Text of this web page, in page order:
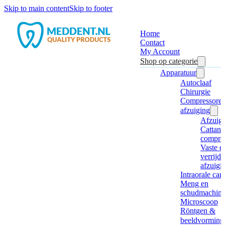
Skip to main contentSkip to footer
Home
Contact
My Account
Shop op categorie
Apparatuur
Autoclaaf
Chirurgie
afzuiging
Cattani
Vaste
Intraorale
Meng en
Microscoop
Röntgen &
beeldvorming